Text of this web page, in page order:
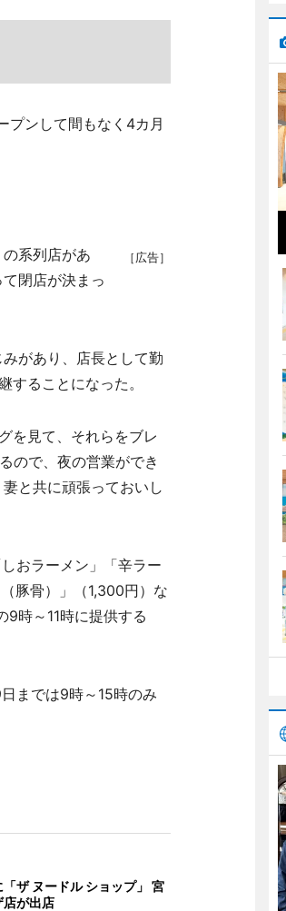
プンして間もなく4カ月
［広告］
系列店があ
閉店が決まっ
があり、店長として勤
ることになった。
を見て、それらをブレ
ので、夜の営業ができ
と共に頑張っておいし
おラーメン」「辛ラー
豚骨）」（1,300円）な
時～11時に提供する
までは9時～15時のみ
ザ ヌードル ショップ」 宮
店が出店